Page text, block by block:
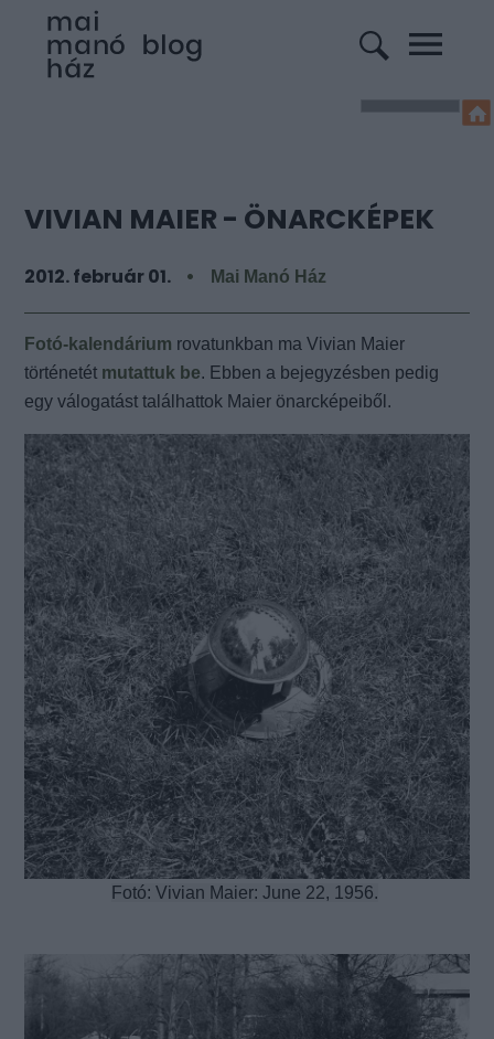
VIVIAN MAIER - ÖNARCKÉPEK
2012. február 01. Mai Manó Ház
Fotó-kalendárium rovatunkban ma Vivian Maier
történetét mutattuk be. Ebben a bejegyzésben pedig
egy válogatást találhattok Maier önarcképeiből.
Fotó: Vivian Maier: June 22, 1956.